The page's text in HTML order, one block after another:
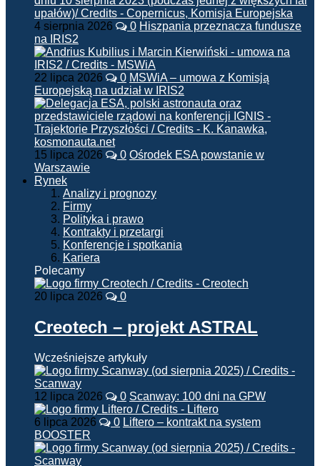
4 sierpnia 2026 0 Hiszpania przeznacza fundusze
na IRIS2
22 lipca 2026 0 MSWiA – umowa z Komisją
Europejską na udział w IRIS2
15 lipca 2026 0 Ośrodek ESA powstanie w
Warszawie
Rynek
Analizy i prognozy
Firmy
Polityka i prawo
Kontrakty i przetargi
Konferencje i spotkania
Kariera
Polecamy
20 lipca 2026 0
Creotech – projekt ASTRAL
Wcześniejsze artykuły
12 lipca 2026 0 Scanway: 100 dni na GPW
6 lipca 2026 0 Liftero – kontrakt na system
BOOSTER